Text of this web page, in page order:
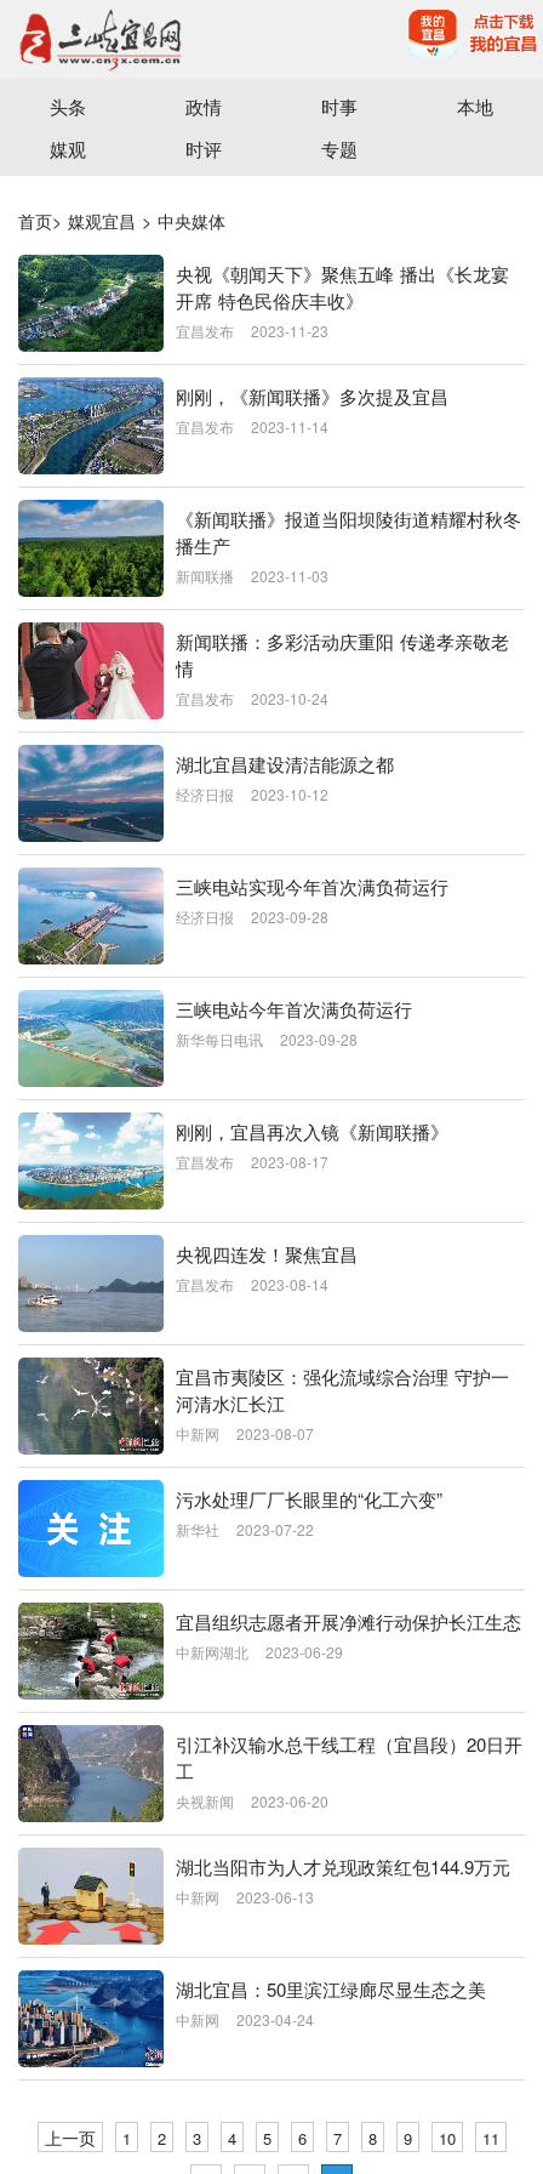
宜昌三峡融媒体中心主办
头条 政情 时事
本地
媒观
时评 专题
首页> 媒观宜昌 > 中央媒体
央视《朝闻天下》聚焦五峰 播出《长龙宴
开席 特色民俗庆丰收》
宜昌发布 2023-11-23
刚刚，《新闻联播》多次提及宜昌
宜昌发布 2023-11-14
《新闻联播》报道当阳坝陵街道精耀村秋冬
播生产
新闻联播 2023-11-03
新闻联播：多彩活动庆重阳 传递孝亲敬老
情
宜昌发布 2023-10-24
湖北宜昌建设清洁能源之都
经济日报 2023-10-12
三峡电站实现今年首次满负荷运行
经济日报 2023-09-28
三峡电站今年首次满负荷运行
新华每日电讯 2023-09-28
刚刚，宜昌再次入镜《新闻联播》
宜昌发布 2023-08-17
央视四连发！聚焦宜昌
宜昌发布 2023-08-14
宜昌市夷陵区：强化流域综合治理 守护一
河清水汇长江
中新网 2023-08-07
污水处理厂厂长眼里的“化工六变”
新华社 2023-07-22
宜昌组织志愿者开展净滩行动保护长江生态
中新网湖北 2023-06-29
引江补汉输水总干线工程（宜昌段）20日开
工
央视新闻 2023-06-20
湖北当阳市为人才兑现政策红包144.9万元
中新网 2023-06-13
湖北宜昌：50里滨江绿廊尽显生态之美
中新网 2023-04-24
上一页 1 2 3 4 5 6 7 8 9 10
11